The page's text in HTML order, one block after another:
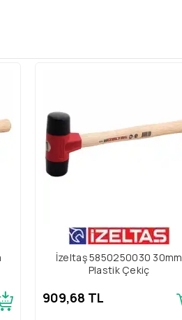
İzeltaş 5850250030 30mm
Plastik Çekiç
909,68 TL